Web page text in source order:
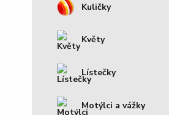
Kuličky
Květy
Lístečky
Motýlci a vážky